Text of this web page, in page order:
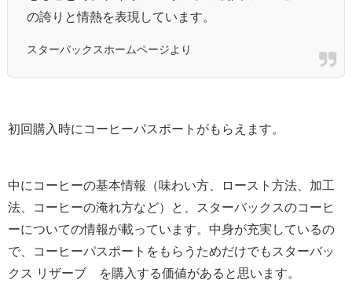
の誇りと情熱を表現しています。
スターバックスホームページより
初回購入時にコーヒーパスポートがもらえます。
中にコーヒーの基本情報（味わい方、ロースト方法、加工
法、コーヒーの淹れ方など）と、スターバックスのコーヒ
ーについての情報が載っています。中身が充実しているの
で、コーヒーパスポートをもらうためだけでもスターバッ
クス リザーブ®を購入する価値があると思います。